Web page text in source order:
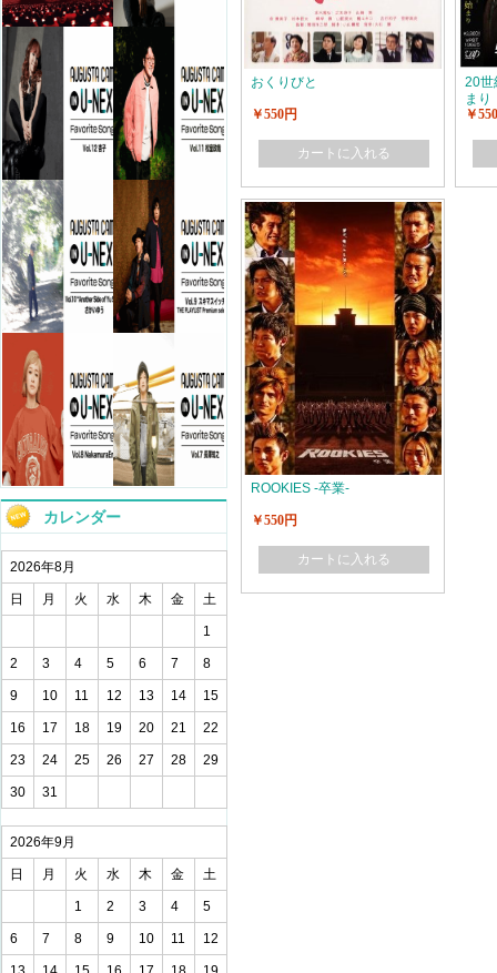
カレンダー
2026年8月
日 月 火 水 木 金 土
1
2 3 4 5 6 7 8
9 10 11 12 13 14 15
16 17 18 19 20 21 22
23 24 25 26 27 28 29
30 31
2026年9月
日 月 火 水 木 金 土
1 2 3 4 5
6 7 8 9 10 11 12
おくりびと
￥550円
カートに入れる
20世
まり
￥
ROOKIES -卒業-
￥550円
カートに入れる